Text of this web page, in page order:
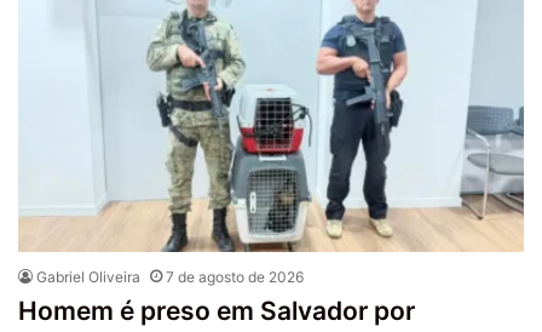
Gabriel Oliveira 7 de agosto de 2026
Homem é preso em Salvador por